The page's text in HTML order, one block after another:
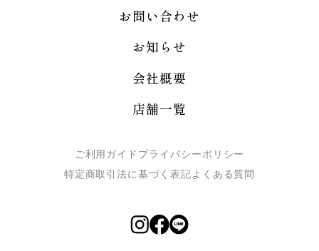
お問い合わせ
お知らせ
会社概要
店舗一覧
ご利用ガイド プライバシーポリシー
特定商取引法に基づく表記よくある質問